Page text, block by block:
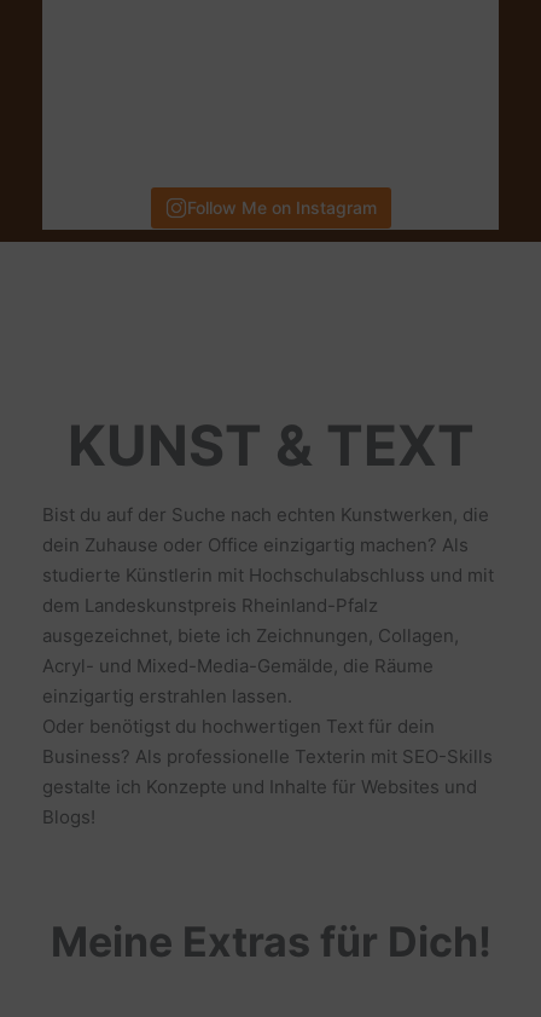
Follow Me on Instagram
KUNST & TEXT
Bist du auf der Suche nach echten Kunstwerken, die
dein Zuhause oder Office einzigartig machen? Als
studierte Künstlerin mit Hochschulabschluss und mit
dem Landeskunstpreis Rheinland-Pfalz
ausgezeichnet, biete ich Zeichnungen, Collagen,
Acryl- und Mixed-Media-Gemälde, die Räume
einzigartig erstrahlen lassen.
Oder benötigst du hochwertigen Text für dein
Business? Als professionelle Texterin mit SEO-Skills
gestalte ich Konzepte und Inhalte für Websites und
Blogs!
Meine Extras für Dich!